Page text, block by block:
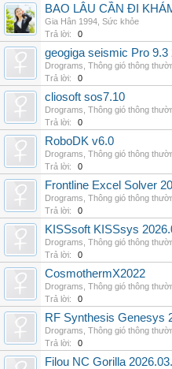
BAO LÂU CẦN ĐI
Gia Hân 1994 Sức khỏe
Trả lời:
0
geogiga seismic Pro 9.3
Drograms Thông gió thông
Trả lời:
0
cliosoft sos7.10
Drograms Thông gió thông
Trả lời:
0
RoboDK v6.0
Drograms Thông gió thông
Trả lời:
0
Frontline Excel Solver
Drograms Thông gió thông
Trả lời:
0
KISSsoft KISSsys
Drograms Thông gió thông
Trả lời:
0
CosmothermX2022
Drograms Thông gió thông
Trả lời:
0
RF Synthesis Genesys
Drograms Thông gió thông
Trả lời:
0
Filou NC Gorilla